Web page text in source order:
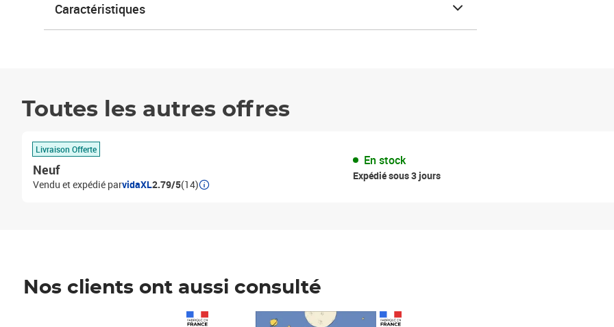
Caractéristiques
Toutes les autres offres
Livraison Offerte
Neuf
Vendu et expédié parvidaXL2.79/5(14)
En stock
Expédié sous 3 jours
Nos clients ont aussi consulté
Prix 7,50€